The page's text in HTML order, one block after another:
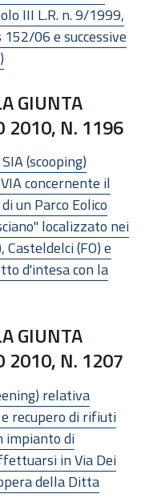
III L.R. n. 9/1999,
06 e successive
GIUNTA
2010, N. 1196
(scooping)
concernente il
un Parco Eolico
localizzato nei
Casteldelci (FO) e
d'intesa con la
GIUNTA
2010, N. 1207
relativa
recupero di rifiuti
impianto di
in Via Dei
della Ditta